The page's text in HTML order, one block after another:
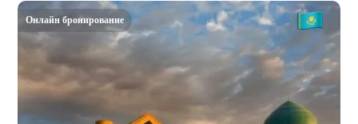
Онлайн бронирование